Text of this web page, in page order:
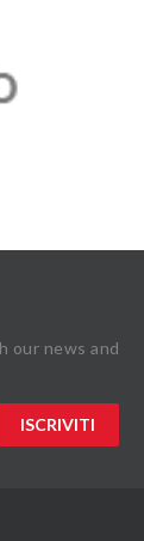
our news and